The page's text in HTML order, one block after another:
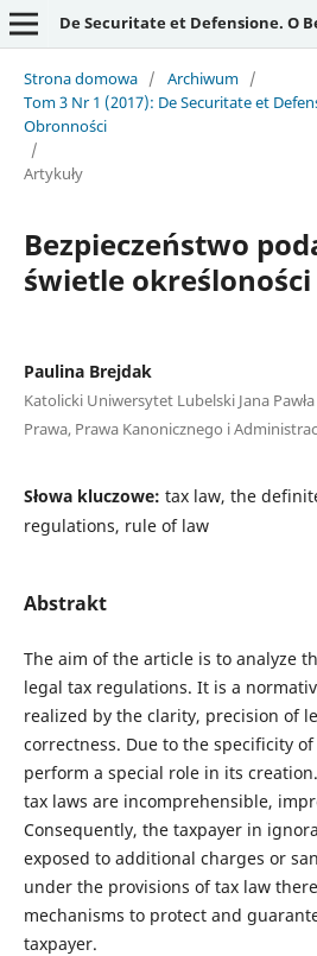
De Securitate et Defensione. O
Strona domowa / Archiwum /
Tom 3 Nr 1 (2017): De Securitate et
Obronności
/
Artykuły
Bezpieczeństwo
świetle
Paulina Brejdak
Katolicki Uniwersytet Lubelski Jana
Prawa, Prawa Kanonicznego i
Słowa kluczowe: tax law, the
regulations, rule of law
Abstrakt
The aim of the article is to analyze
legal tax regulations. It is a
realized by the clarity, precision of
correctness. Due to the specificity
perform a special role in its
tax laws are incomprehensible,
Consequently, the taxpayer in
exposed to additional charges or
under the provisions of tax law
mechanisms to protect and
taxpayer.